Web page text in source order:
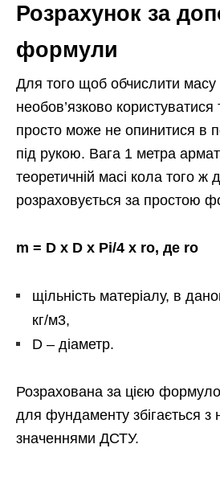
Розрахунок за
формули
Для того щоб обчислити
необов’язково користуватися
просто може не опинитися в
під рукою. Вага 1 метра
теоретичній масі кола того ж
розраховується за простою
m = D x D x Pi/4 x ro, де ro
щільність матеріалу, в
кг/м3,
D – діаметр.
Розрахована за цією
для фундаменту збігається з
значеннями ДСТУ.